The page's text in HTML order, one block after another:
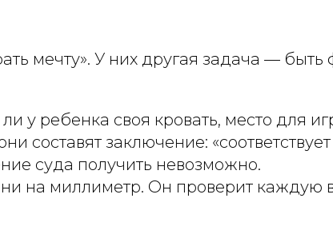
мечту». У них другая задача — быть
у ребенка своя кровать, место для
составят заключение:
суда получить невозможно.
на миллиметр. Он проверит каждую